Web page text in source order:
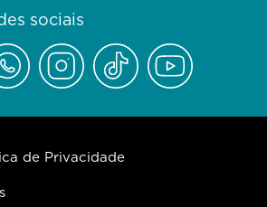
sociais
de Privacidade